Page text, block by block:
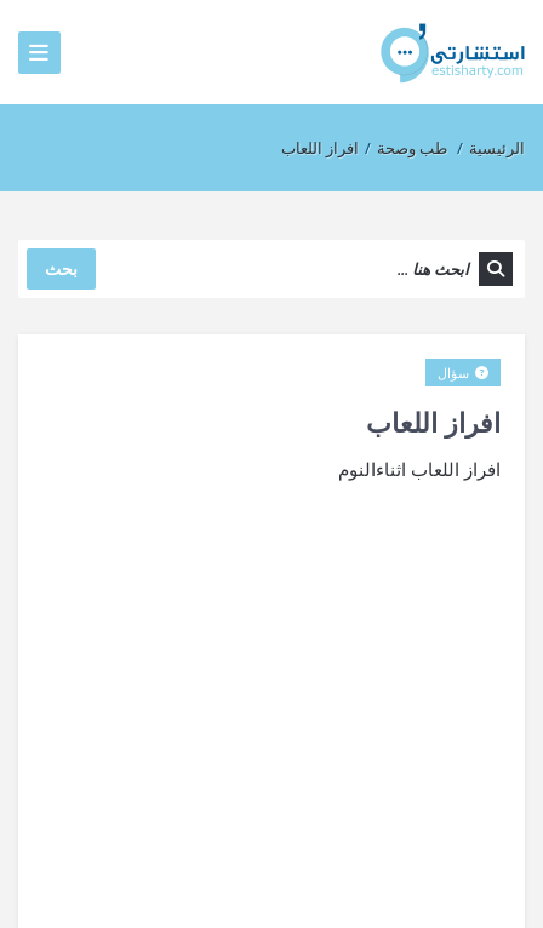
الرئيسية / طب وصحة / افراز اللعاب
بحث
افراز اللعاب
سؤال
افراز اللعاب اثناءالنوم